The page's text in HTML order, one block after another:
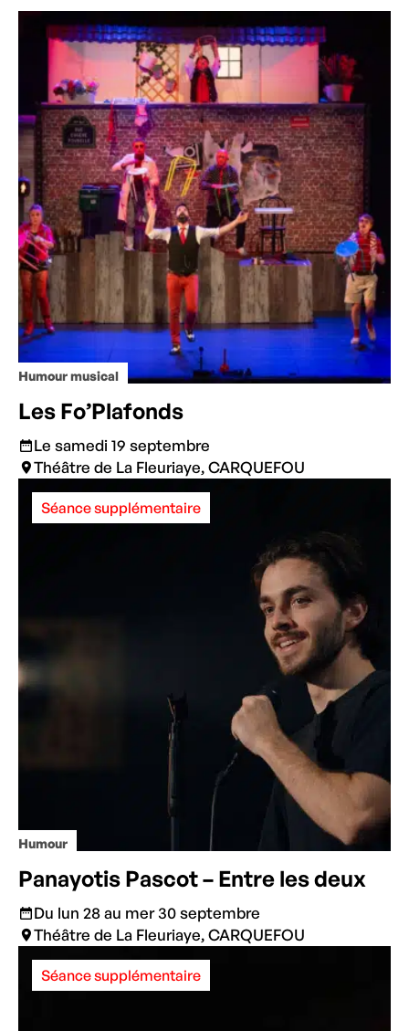
Humour musical
Les Fo’Plafonds
Le samedi 19 septembre
Théâtre de La Fleuriaye, CARQUEFOU
Humour
Séance supplémentaire
Panayotis Pascot – Entre les deux
Du lun 28 au mer 30 septembre
Théâtre de La Fleuriaye, CARQUEFOU
Séance supplémentaire